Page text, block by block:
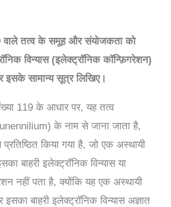
वाले तत्व के समूह और संयोजकता को
विन्यास (इलेक्ट्रॉनिक कॉन्फ़िगरेशन)
सामान्य सूत्र लिखिए।
119 के आधार पर, यह तत्व
के नाम से जाना जाता है,
किया गया है, जो एक अस्थायी
बाहरी इलेक्ट्रॉनिक विन्यास या
नहीं पता है, क्योंकि यह एक अस्थायी
बाहरी इलेक्ट्रॉनिक विन्यास अज्ञात